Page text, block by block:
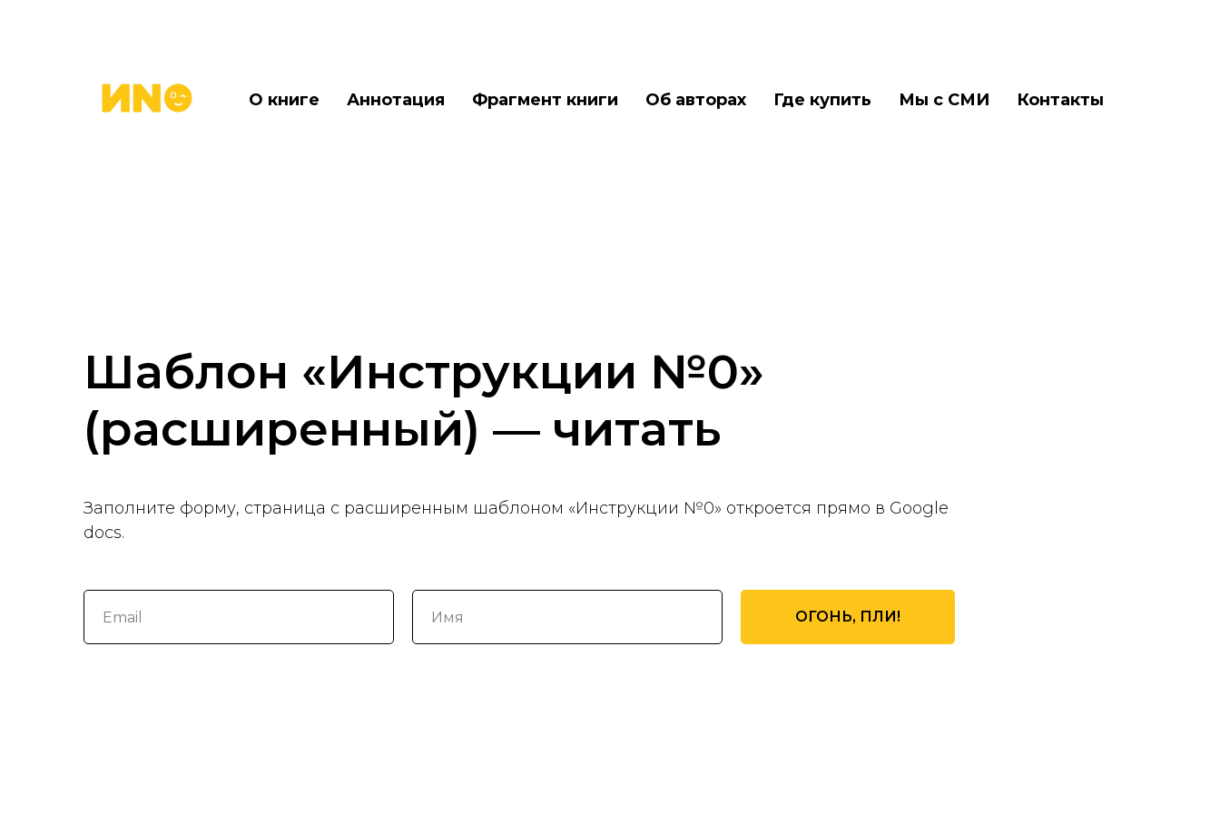
О книге Аннотация Фрагмент книги Об авторах Где купить Мы с СМИ Контакты
Шаблон «Инструкции №0»
(расширенный) — читать
Заполните форму, страница с расширенным шаблоном «Инструкции №0» откроется прямо в Google
docs.
ОГОНЬ, ПЛИ!